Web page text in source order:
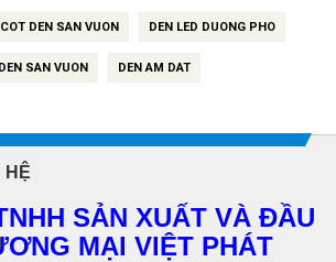
COT DEN SAN VUON DEN LED DUONG PHO
DEN SAN VUON DEN AM DAT
HỆ
SẢN XUẤT VÀ ĐẦU
MẠI VIỆT PHÁT